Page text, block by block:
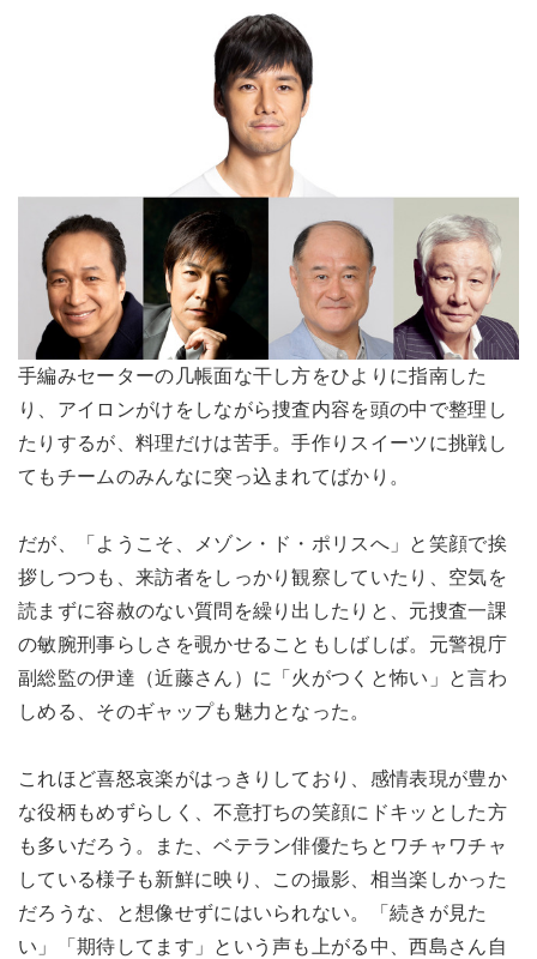
手編みセーターの几帳面な干し方をひよりに指南した
り、アイロンがけをしながら捜査内容を頭の中で整理し
たりするが、料理だけは苦手。手作りスイーツに挑戦し
てもチームのみんなに突っ込まれてばかり。
だが、「ようこそ、メゾン・ド・ポリスへ」と笑顔で挨
拶しつつも、来訪者をしっかり観察していたり、空気を
読まずに容赦のない質問を繰り出したりと、元捜査一課
の敏腕刑事らしさを覗かせることもしばしば。元警視庁
副総監の伊達（近藤さん）に「火がつくと怖い」と言わ
しめる、そのギャップも魅力となった。
これほど喜怒哀楽がはっきりしており、感情表現が豊か
な役柄もめずらしく、不意打ちの笑顔にドキッとした方
も多いだろう。また、ベテラン俳優たちとワチャワチャ
している様子も新鮮に映り、この撮影、相当楽しかった
だろうな、と想像せずにはいられない。「続きが見た
い」「期待してます」という声も上がる中、西島さん自